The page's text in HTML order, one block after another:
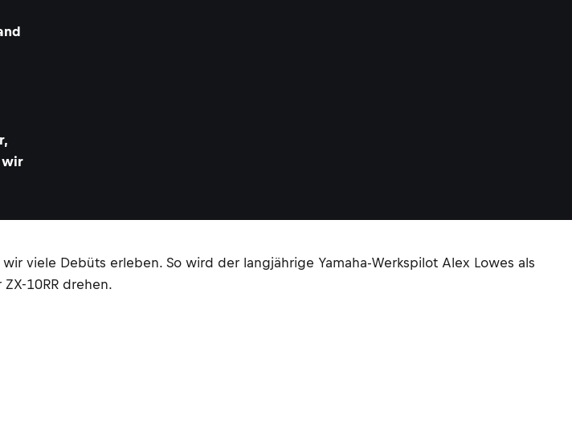
wir
viele Debüts erleben. So wird der langjährige Yamaha-Werkspilot Alex Lowes als
10RR drehen.